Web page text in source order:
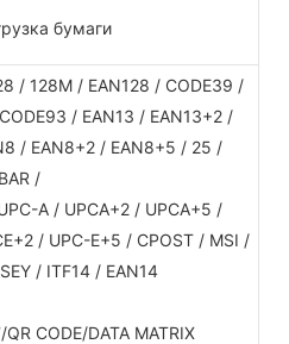
бумаги
/ 128M / EAN128 / CODE39 /
/ EAN13 / EAN13+2 /
/ EAN8+2 / EAN8+5 / 25 /
/
A / UPCA+2 / UPCA+5 /
/ UPC-E+5 / CPOST / MSI /
/ ITF14 / EAN14
CODE/DATA MATRIX